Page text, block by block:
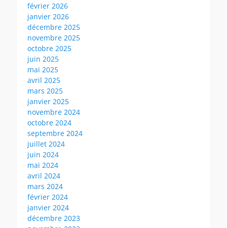
février 2026
janvier 2026
décembre 2025
novembre 2025
octobre 2025
juin 2025
mai 2025
avril 2025
mars 2025
janvier 2025
novembre 2024
octobre 2024
septembre 2024
juillet 2024
juin 2024
mai 2024
avril 2024
mars 2024
février 2024
janvier 2024
décembre 2023